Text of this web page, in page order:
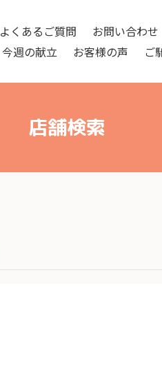
今週の献立 お客様の声 ご
よくあるご質問
お問い合わせ
店舗検索